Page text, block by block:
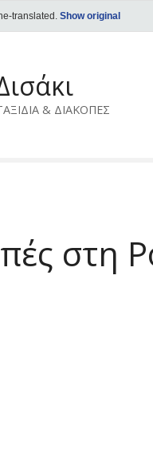
translated. Show original
& ΔΙΑΚΟΠΕΣ
στη